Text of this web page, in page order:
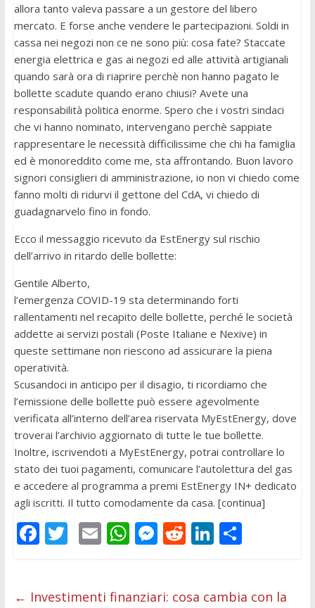
allora tanto valeva passare a un gestore del libero
mercato. E forse anche vendere le partecipazioni. Soldi in
cassa nei negozi non ce ne sono più: cosa fate? Staccate
energia elettrica e gas ai negozi ed alle attività artigianali
quando sarà ora di riaprire perchè non hanno pagato le
bollette scadute quando erano chiusi? Avete una
responsabilità politica enorme. Spero che i vostri sindaci
che vi hanno nominato, intervengano perchè sappiate
rappresentare le necessità difficilissime che chi ha famiglia
ed è monoreddito come me, sta affrontando. Buon lavoro
signori consiglieri di amministrazione, io non vi chiedo come
fanno molti di ridurvi il gettone del CdA, vi chiedo di
guadagnarvelo fino in fondo.
Ecco il messaggio ricevuto da EstEnergy sul rischio
dell’arrivo in ritardo delle bollette:
Gentile Alberto,
l’emergenza COVID-19 sta determinando forti
rallentamenti nel recapito delle bollette, perché le società
addette ai servizi postali (Poste Italiane e Nexive) in
queste settimane non riescono ad assicurare la piena
operatività.
Scusandoci in anticipo per il disagio, ti ricordiamo che
l’emissione delle bollette può essere agevolmente
verificata all’interno dell’area riservata MyEstEnergy, dove
troverai l’archivio aggiornato di tutte le tue bollette.
Inoltre, iscrivendoti a MyEstEnergy, potrai controllare lo
stato dei tuoi pagamenti, comunicare l’autolettura del gas
e accedere al programma a premi EstEnergy IN+ dedicato
agli iscritti. Il tutto comodamente da casa. [continua]
F
b
T
er
E
l
W
s
M
e
R
di
Li
e
C
di
← Investimenti finanziari: cosa cambia con la